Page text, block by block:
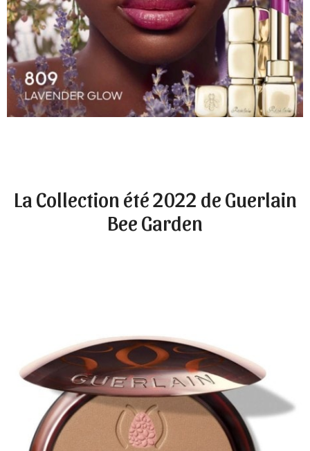
La Collection été 2022 de Guerlain
Bee Garden